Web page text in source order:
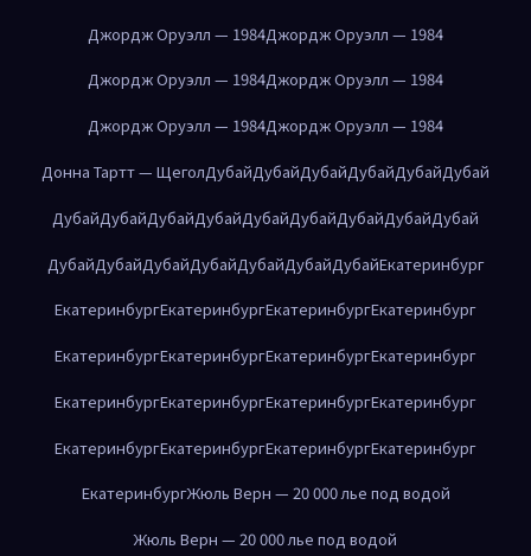
Джордж Оруэлл — 1984Джордж Оруэлл — 1984
Джордж Оруэлл — 1984Джордж Оруэлл — 1984
Джордж Оруэлл — 1984Джордж Оруэлл — 1984
Донна Тартт — ЩеголДубайДубайДубайДубайДубайДубай
ДубайДубайДубайДубайДубайДубайДубайДубайДубай
ДубайДубайДубайДубайДубайДубайДубайЕкатеринбург
ЕкатеринбургЕкатеринбургЕкатеринбургЕкатеринбург
ЕкатеринбургЕкатеринбургЕкатеринбургЕкатеринбург
ЕкатеринбургЕкатеринбургЕкатеринбургЕкатеринбург
ЕкатеринбургЕкатеринбургЕкатеринбургЕкатеринбург
ЕкатеринбургЖюль Верн — 20 000 лье под водой
Жюль Верн — 20 000 лье под водой